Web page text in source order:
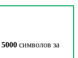
5000 символов за